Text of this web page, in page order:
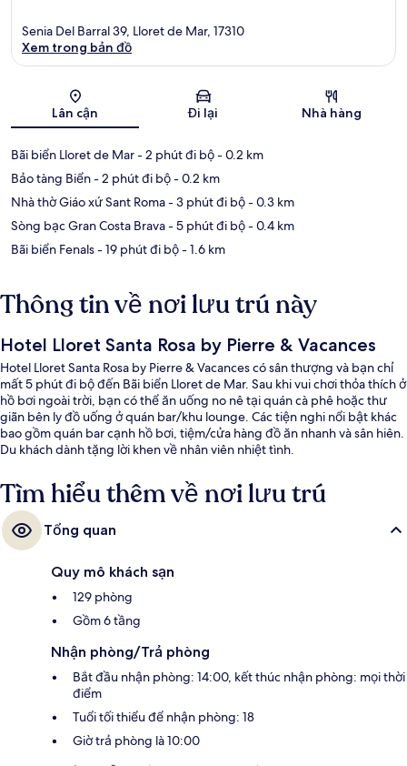
Bản đồ
Senia Del Barral 39, Lloret de Mar, 17310
Xem trong bản đồ
Lân cận Đi lại Nhà hàng
Bãi biển Lloret de Mar- 2 phút đi bộ- 0.2 km
Bảo tàng Biển- 2 phút đi bộ- 0.2 km
Nhà thờ Giáo xứ Sant Roma- 3 phút đi bộ- 0.3 km
Sòng bạc Gran Costa Brava- 5 phút đi bộ- 0.4 km
Bãi biển Fenals- 19 phút đi bộ- 1.6 km
Thông tin về nơi lưu trú này
Hotel Lloret Santa Rosa by Pierre & Vacances
Hotel Lloret Santa Rosa by Pierre & Vacances có sân thượng và bạn chỉ
mất 5 phút đi bộ đến Bãi biển Lloret de Mar. Sau khi vui chơi thỏa thích ở
hồ bơi ngoài trời, bạn có thể ăn uống no nê tại quán cà phê hoặc thư
giãn bên ly đồ uống ở quán bar/khu lounge. Các tiện nghi nổi bật khác
bao gồm quán bar cạnh hồ bơi, tiệm/cửa hàng đồ ăn nhanh và sân hiên.
Du khách dành tặng lời khen về nhân viên nhiệt tình.
Tìm hiểu thêm về nơi lưu trú
Tổng quan
Quy mô khách sạn
129 phòng
Gồm 6 tầng
Nhận phòng/Trả phòng
Bắt đầu nhận phòng: 14:00, kết thúc nhận phòng: mọi thời
điểm
Tuổi tối thiểu để nhận phòng: 18
Giờ trả phòng là 10:00